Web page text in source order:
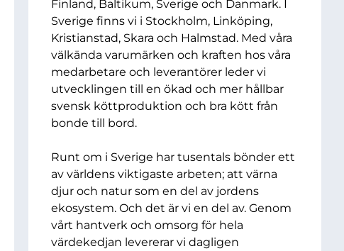
Finland, Baltikum, Sverige och Danmark. I
Sverige finns vi i Stockholm, Linköping,
Kristianstad, Skara och Halmstad. Med våra
välkända varumärken och kraften hos våra
medarbetare och leverantörer leder vi
utvecklingen till en ökad och mer hållbar
svensk köttproduktion och bra kött från
bonde till bord.
Runt om i Sverige har tusentals bönder ett
av världens viktigaste arbeten; att värna
djur och natur som en del av jordens
ekosystem. Och det är vi en del av. Genom
vårt hantverk och omsorg för hela
värdekedjan levererar vi dagligen